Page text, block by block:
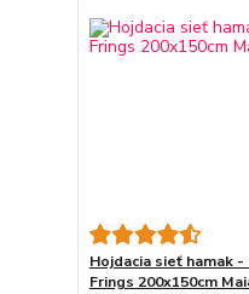
Hojdacia sieť hamak
Frings 200x150cm